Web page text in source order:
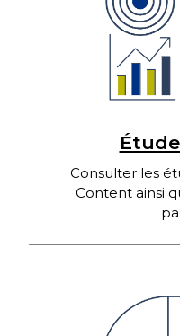
Consulter les
Content ainsi